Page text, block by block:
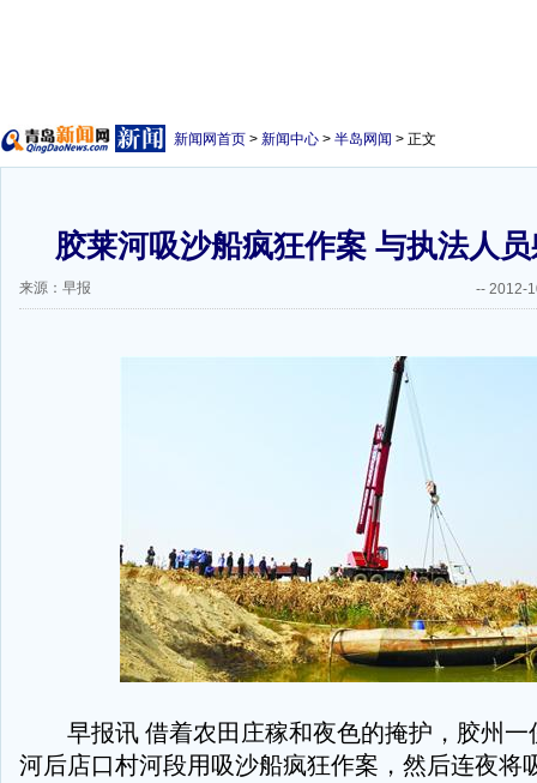
新闻网首页 > 新闻中心 > 半岛网闻 > 正文
胶莱河吸沙船疯狂作案 与执法人
来源：早报 -- 2012-
早报讯 借着农田庄稼和夜色的掩护，胶州一
河后店口村河段用吸沙船疯狂作案，然后连夜将